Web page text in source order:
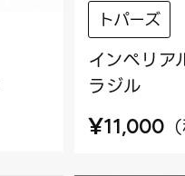
トパーズ
インペリ
ラジル
¥11,000 （